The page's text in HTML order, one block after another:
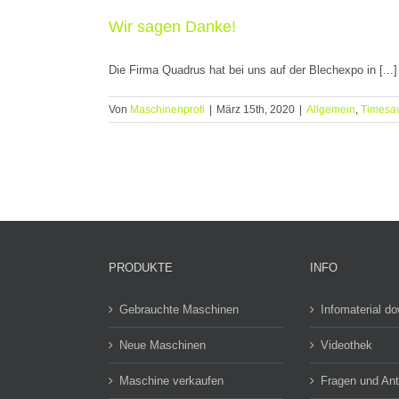
Wir sagen Danke!
Die Firma Quadrus hat bei uns auf der Blechexpo in [...]
Von Maschinenprofi März 15th, 2020 Allgemein,
PRODUKTE
Gebrauchte Maschinen
Neue Maschinen
Maschine verkaufen
INFO
Infomaterial
Videothek
Fragen und